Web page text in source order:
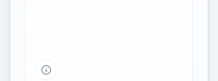
Tipp a grafikon jelmagyarázatához